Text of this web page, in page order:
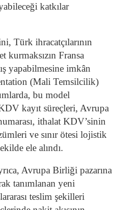
katkılar
Türk ihracatçılarının
kurmaksızın Fransa
yapabilmesine imkân
(Mali Temsilcilik)
bu model
kayıt süreçleri, Avrupa
ithalat KDV’sinin
ve sınır ötesi lojistik
ele alındı.
Avrupa Birliği pazarına
tanımlanan yeni
teslim şekilleri